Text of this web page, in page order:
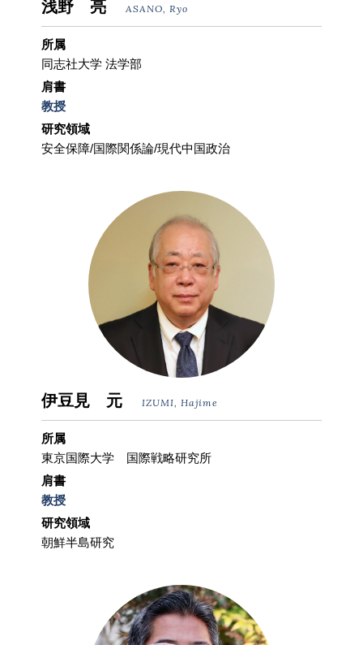
浅野 亮 ASANO, Ryo
所属
同志社大学 法学部
肩書
教授
研究領域
安全保障/国際関係論/現代中国政治
伊豆見 元 IZUMI, Hajime
所属
東京国際大学 国際戦略研究所
肩書
教授
研究領域
朝鮮半島研究